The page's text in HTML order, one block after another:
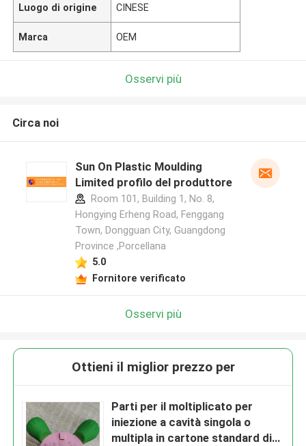
Luogo di origine CINESE
Marca OEM
Osservi più
Circa noi
Sun On Plastic Moulding
Limited profilo del produttore
Room 101, Building 1, No. 8,
Hongying Erheng Road, Fenggang
Town, Dongguan City, Guangdong
Province ,Porcellana
5.0
Fornitore verificato
Osservi più
Ottieni il miglior prezzo per
Parti per il moltiplicato per
iniezione a cavità singola o
multipla in cartone standard di